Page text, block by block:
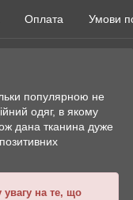
Оплата Умови
популярною не
одяг, в якому
дана тканина дуже
на те, що